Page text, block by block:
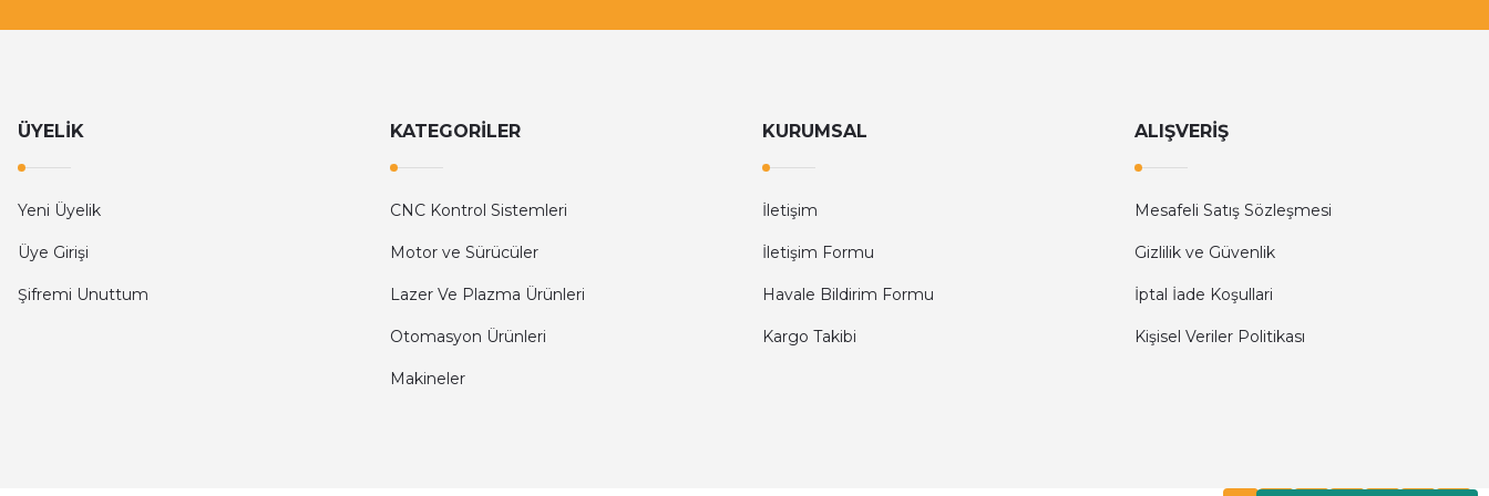
ÜYELİK
Yeni Üyelik
Üye Girişi
Şifremi Unuttum
KATEGORİLER
CNC Kontrol Sistemleri
Motor ve Sürücüler
Lazer Ve Plazma Ürünleri
Otomasyon Ürünleri
Makineler
KURUMSAL
İletişim
İletişim Formu
Havale Bildirim Formu
Kargo Takibi
ALIŞVERİŞ
Mesafeli Satış Sözleşmesi
Gizlilik ve Güvenlik
İptal İade Koşullari
Kişisel Veriler Politikası